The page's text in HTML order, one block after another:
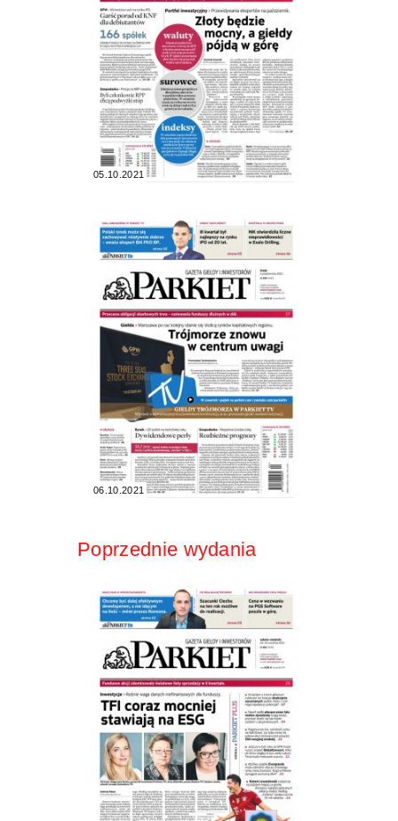
05.10.2021
06.10.2021
Poprzednie wydania